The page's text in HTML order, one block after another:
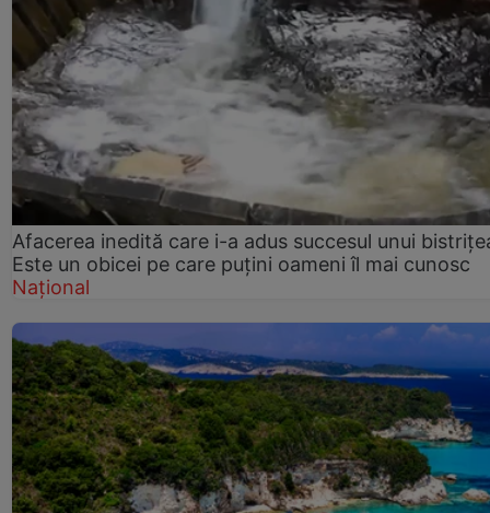
Afacerea inedită care i-a adus succesul unui
Este un obicei pe care puțini oameni îl mai cunosc
Național